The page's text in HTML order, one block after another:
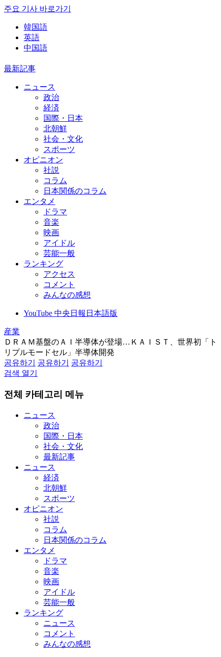
주요 기사 바로가기
韓国語
英語
中国語
最新記事
ニュース
政治
経済
国際・日本
北朝鮮
社会・文化
スポーツ
オピニオン
社説
コラム
日本関係のコラム
エンタメ
ドラマ
音楽
映画
アイドル
芸能一般
ランキング
アクセス
コメント
みんなの感想
YouTube 中央日報日本語版
産業
ＤＲＡＭ基盤のＡＩ半導体が登場…ＫＡＩＳＴ、世界初「ト
リプルモードセル」半導体開発
공유하기
공유하기
공유하기
검색 열기
전체 카테고리 메뉴
ニュース
政治
国際・日本
社会・文化
最新記事
ニュース
経済
北朝鮮
スポーツ
オピニオン
社説
コラム
日本関係のコラム
エンタメ
ドラマ
音楽
映画
アイドル
芸能一般
ランキング
ニュース
コメント
みんなの感想